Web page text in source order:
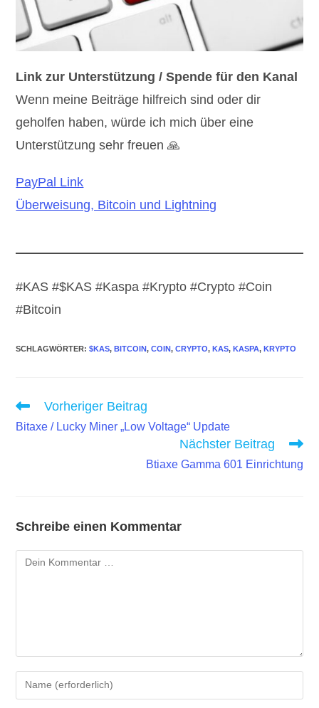
Link zur Unterstützung / Spende für den Kanal
Wenn meine Beiträge hilfreich sind oder dir
geholfen haben, würde ich mich über eine
Unterstützung sehr freuen 🙏
PayPal Link
Überweisung, Bitcoin und Lightning
#KAS #$KAS #Kaspa #Krypto #Crypto #Coin
#Bitcoin
SCHLAGWÖRTER:$KAS, BITCOIN, COIN, CRYPTO, KAS, KASPA, KRYPTO
Weitere
ansehen
Vorheriger Beitrag
Bitaxe / Lucky Miner „Low Voltage“ Update
Nächster Beitrag
Btiaxe Gamma 601 Einrichtung
Schreibe einen Kommentar
Kommentar
Gib
deinen